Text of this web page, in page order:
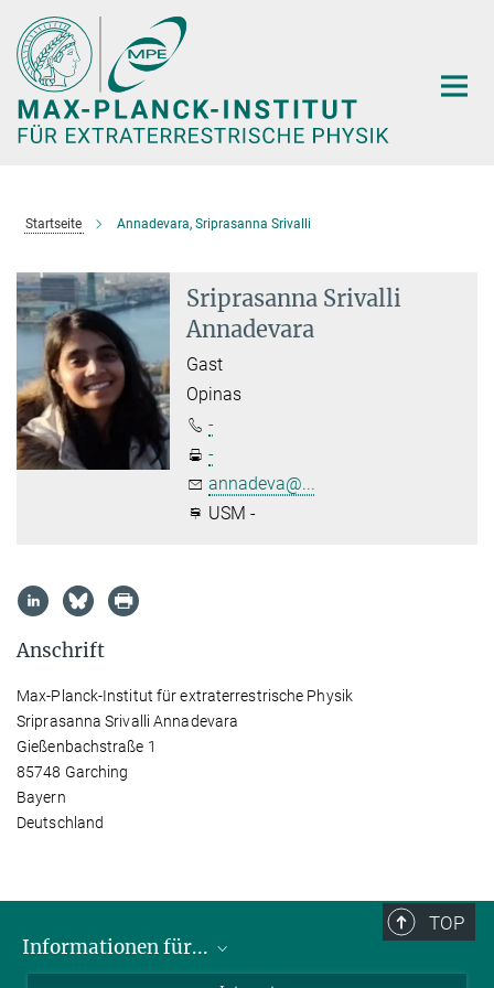
Hauptinhalt
Startseite Annadevara, Sriprasanna Srivalli
Sriprasanna Srivalli
Annadevara
Gast
Opinas
-
-
annadeva@...
USM -
Anschrift
Max-Planck-Institut für extraterrestrische Physik
Sriprasanna Srivalli Annadevara
Gießenbachstraße 1
85748 Garching
Bayern
Deutschland
TOP
Informationen für...